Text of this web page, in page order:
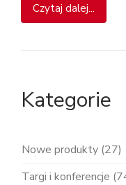
Czytaj dalej...
Kategorie
Nowe produkty (27)
Targi i konferencje